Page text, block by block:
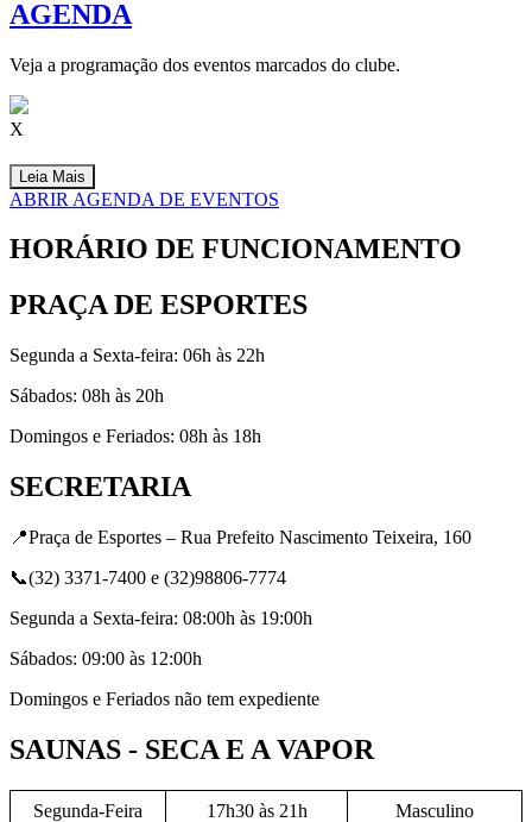
AGENDA
Veja a programação dos eventos marcados do clube.
X
Leia Mais
ABRIR AGENDA DE EVENTOS
HORÁRIO DE FUNCIONAMENTO
PRAÇA DE ESPORTES
Segunda a Sexta-feira: 06h às 22h
Sábados: 08h às 20h
Domingos e Feriados: 08h às 18h
SECRETARIA
📍Praça de Esportes – Rua Prefeito Nascimento Teixeira, 160
📞(32) 3371-7400 e (32)98806-7774
Segunda a Sexta-feira: 08:00h às 19:00h
Sábados: 09:00 às 12:00h
Domingos e Feriados não tem expediente
SAUNAS - SECA E A VAPOR
Segunda-Feira 17h30 às 21h Masculino